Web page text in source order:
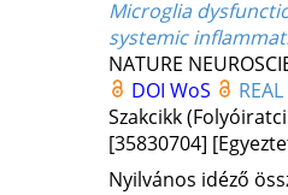
Microglia
systemic
NATURE
DOI WoS REAL
Szakcikk
[35830704]
Nyilvános idéző